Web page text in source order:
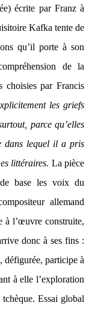
écrite par Franz à
Kafka tente de
qu’il porte à son
de la
choisies par Francis
les griefs
parce qu’elles
dans lequel il a pris
littéraires. La pièce
base les voix du
allemand
à l’œuvre construite,
donc à ses fins :
défigurée, participe à
à elle l’exploration
Essai global